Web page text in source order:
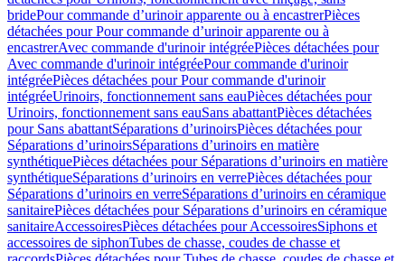
bridePour commande d’urinoir apparente ou à encastrerPièces
détachées pour Pour commande d’urinoir apparente ou à
encastrerAvec commande d'urinoir intégréePièces détachées pour
Avec commande d'urinoir intégréePour commande d'urinoir
intégréePièces détachées pour Pour commande d'urinoir
intégréeUrinoirs, fonctionnement sans eauPièces détachées pour
Urinoirs, fonctionnement sans eauSans abattantPièces détachées
pour Sans abattantSéparations d’urinoirsPièces détachées pour
Séparations d’urinoirsSéparations d’urinoirs en matière
synthétiquePièces détachées pour Séparations d’urinoirs en matière
synthétiqueSéparations d’urinoirs en verrePièces détachées pour
Séparations d’urinoirs en verreSéparations d’urinoirs en céramique
sanitairePièces détachées pour Séparations d’urinoirs en céramique
sanitaireAccessoiresPièces détachées pour AccessoiresSiphons et
accessoires de siphonTubes de chasse, coudes de chasse et